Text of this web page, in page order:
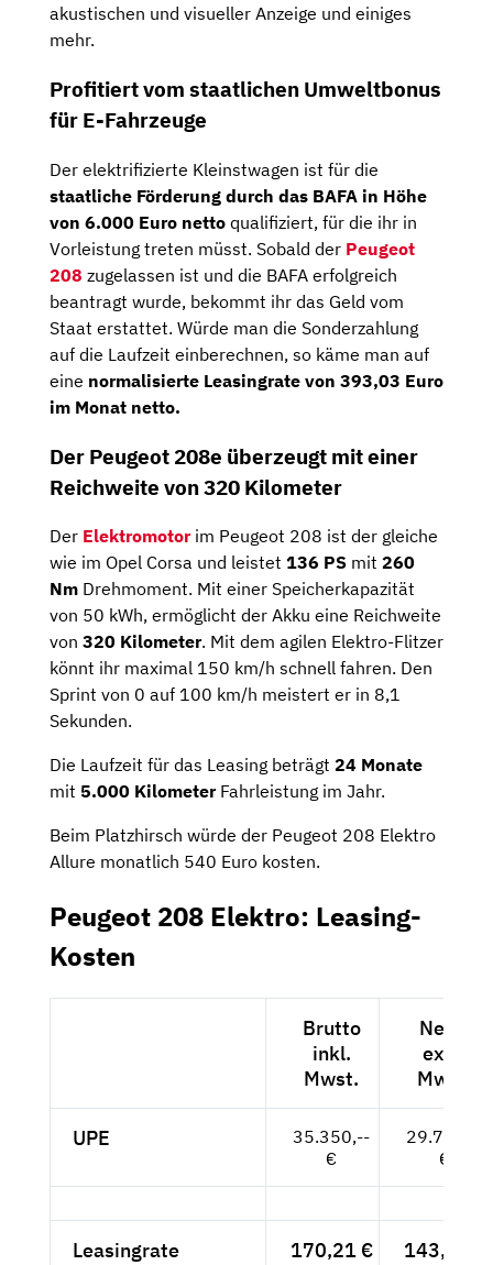
akustischen und visueller Anzeige und einiges
mehr.
Profitiert vom staatlichen Umweltbonus
für E-Fahrzeuge
Der elektrifizierte Kleinstwagen ist für die
staatliche Förderung durch das BAFA in Höhe
von 6.000 Euro netto qualifiziert, für die ihr in
Vorleistung treten müsst. Sobald der Peugeot
208 zugelassen ist und die BAFA erfolgreich
beantragt wurde, bekommt ihr das Geld vom
Staat erstattet. Würde man die Sonderzahlung
auf die Laufzeit einberechnen, so käme man auf
eine normalisierte Leasingrate von 393,03 Euro
im Monat netto.
Der Peugeot 208e überzeugt mit einer
Reichweite von 320 Kilometer
Der Elektromotorim Peugeot 208 ist der gleiche
wie im Opel Corsa und leistet 136 PS mit 260
Nm Drehmoment. Mit einer Speicherkapazität
von 50 kWh, ermöglicht der Akku eine Reichweite
von 320 Kilometer. Mit dem agilen Elektro-Flitzer
könnt ihr maximal 150 km/h schnell fahren. Den
Sprint von 0 auf 100 km/h meistert er in 8,1
Sekunden.
Die Laufzeit für das Leasing beträgt 24 Monate
mit 5.000 KilometerFahrleistung im Jahr.
Beim Platzhirsch würde der Peugeot 208 Elektro
Allure monatlich 540 Euro kosten.
Peugeot 208 Elektro: Leasing-
Kosten
Brutto
inkl.
Mwst.
Netto
exkl.
Mwst.
UPE
35.350,--
€
29.706,--
€
Leasingrate 170,21 € 143,03 €